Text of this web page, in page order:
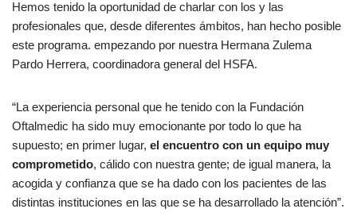
Hemos tenido la oportunidad de charlar con los y las
profesionales que, desde diferentes ámbitos, han hecho posible
este programa. empezando por nuestra Hermana Zulema
Pardo Herrera, coordinadora general del HSFA.
“La experiencia personal que he tenido con la Fundación
Oftalmedic ha sido muy emocionante por todo lo que ha
supuesto; en primer lugar, el encuentro con un equipo muy
comprometido, cálido con nuestra gente; de igual manera, la
acogida y confianza que se ha dado con los pacientes de las
distintas instituciones en las que se ha desarrollado la atención”.